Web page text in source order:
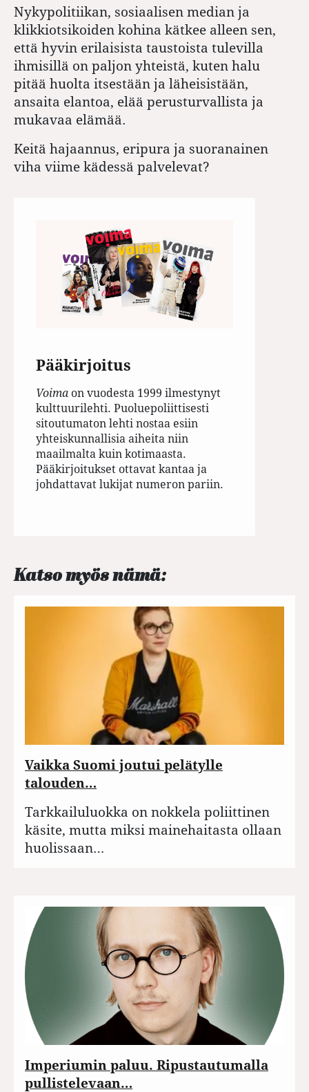
Nykypolitiikan, sosiaalisen median ja
klikkiotsikoiden kohina kätkee alleen sen,
että hyvin erilaisista taustoista tulevilla
ihmisillä on paljon yhteistä, kuten halu
pitää huolta itsestään ja läheisistään,
ansaita elantoa, elää perusturvallista ja
mukavaa elämää.
Keitä hajaannus, eripura ja suoranainen
viha viime kädessä palvelevat?
Pääkirjoitus
Voima on vuodesta 1999 ilmestynyt
kulttuurilehti. Puoluepoliittisesti
sitoutumaton lehti nostaa esiin
yhteiskunnallisia aiheita niin
maailmalta kuin kotimaasta.
Pääkirjoitukset ottavat kantaa ja
johdattavat lukijat numeron pariin.
Katso myös nämä:
Vaikka Suomi joutui pelätylle
talouden…
Tarkkailuluokka on nokkela poliittinen
käsite, mutta miksi mainehaitasta ollaan
huolissaan…
Imperiumin paluu. Ripustautumalla
pullistelevaan…